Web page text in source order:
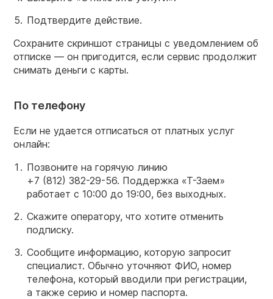
Подтвердите действие.
Сохраните скриншот страницы с уведомлением об
отписке — он пригодится, если сервис продолжит
снимать деньги с карты.
По телефону
Если не удается отписаться от платных услуг
онлайн:
Позвоните на горячую линию
+7 (812) 382-29-56. Поддержка «Т-Заем»
работает с 10:00 до 19:00, без выходных.
Скажите оператору, что хотите отменить
подписку.
Сообщите информацию, которую запросит
специалист. Обычно уточняют ФИО, номер
телефона, который вводили при регистрации,
а также серию и номер паспорта.